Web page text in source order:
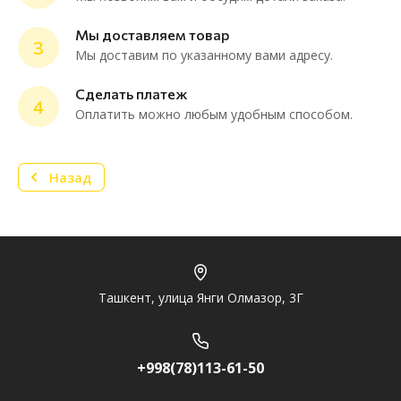
3
Мы доставляем товар
Мы доставим по указанному вами адресу.
4
Сделать платеж
Оплатить можно любым удобным способом.
Назад
Ташкент, улица Янги Олмазор, 3Г
+998(78)113-61-50
online
Мессенджеры
Нужна консультация или персональное
предложение? Пиши в мессенджер!
Telegram